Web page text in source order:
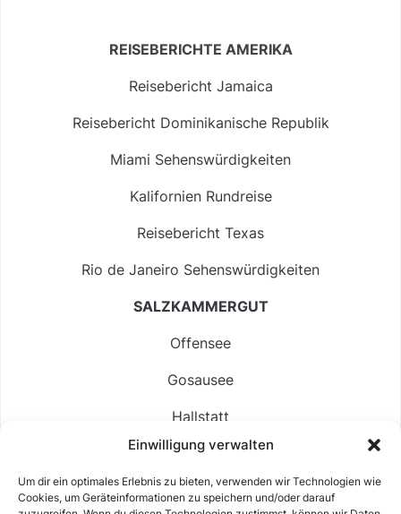
Einwilligung verwalten
Um dir ein optimales Erlebnis zu bieten, verwenden wir Technologien wie
Cookies, um Geräteinformationen zu speichern und/oder darauf
REISEBERICHTE AMERIKA
Reisebericht Jamaica
Reisebericht Dominikanische Republik
Miami Sehenswürdigkeiten
Kalifornien Rundreise
Reisebericht Texas
Rio de Janeiro Sehenswürdigkeiten
SALZKAMMERGUT
Offensee
Gosausee
Hallstatt
Langbathsee
Altausseer See